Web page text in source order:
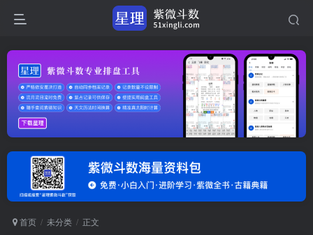
首页 未分类 正文